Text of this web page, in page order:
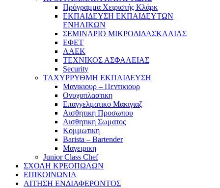
Πρόγραμμα Χειριστής Κλάρκ
ΕΚΠΑΙΔΕΥΣΗ ΕΚΠΑΙΔΕΥΤΩΝ
ΕΝΗΛΙΚΩΝ
ΣΕΜΙΝΑΡΙΟ ΜΙΚΡΟΔΙΔΑΣΚΑΛΙΑΣ
ΕΦΕΤ
ΛΑΕΚ
ΤΕΧΝΙΚΟΣ ΑΣΦΑΛΕΙΑΣ
Security
ΤΑΧΥΡΡΥΘΜΗ ΕΚΠΑΙΔΕΥΣΗ
Μανικιουρ – Πεντικιουρ
Ονυχοπλαστικη
Επαγγελματικο Μακιγιαζ
Αισθητικη Προσωπου
Αισθητικη Σωματος
Κομμωτικη
Barista – Bartender
Μαγειρικη
Junior Class Chef
ΣΧΟΛΗ ΚΡΕΟΠΩΛΩΝ
ΕΠΙΚΟΙΝΩΝΙΑ
ΑΙΤΗΣΗ ΕΝΔΙΑΦΕΡΟΝΤΟΣ